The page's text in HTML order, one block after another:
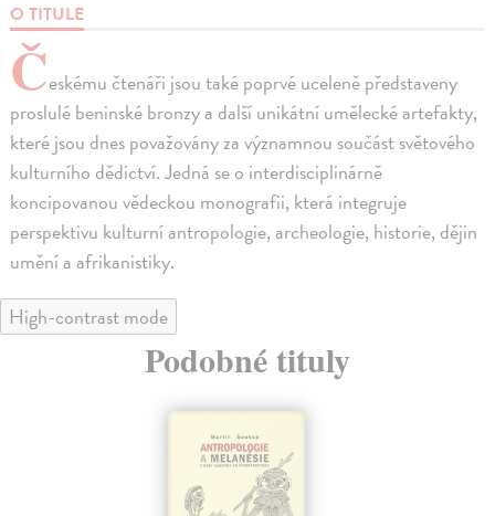
O TITULE
Českému čtenáři jsou také poprvé uceleně představeny
proslulé beninské bronzy a další unikátní umělecké artefakty,
které jsou dnes považovány za významnou součást světového
kulturního dědictví. Jedná se o interdisciplinárně
koncipovanou vědeckou monografii, která integruje
perspektivu kulturní antropologie, archeologie, historie, dějin
umění a afrikanistiky.
High-contrast mode
Podobné tituly